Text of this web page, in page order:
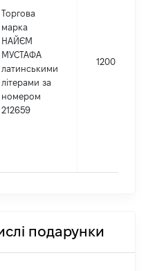
Торгова
марка
НАЙЄМ
МУСТАФА
латинськими
літерами за
номером
212659
1200
подарунки